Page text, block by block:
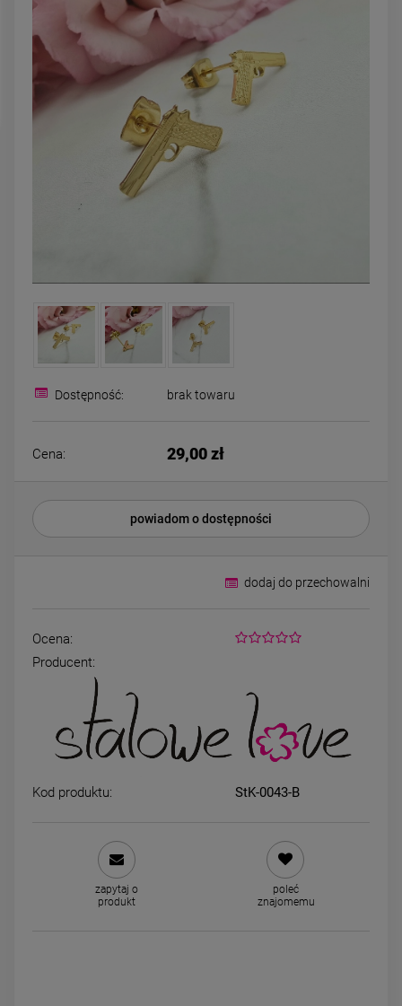
DO KOSZYKA
DO KOSZYKA
STAL CHIRURGICZNA
podwójny różny splot
Kolczyki STAL
kwiatek jasne kryształki 0,8
Dostępność: brak towaru
Cena: 29,00 zł
powiadom o dostępności
dodaj do przechowalni
Ocena:
Producent:
Kod produktu: StK-0043-B
zapytaj o
produkt
poleć
znajomemu